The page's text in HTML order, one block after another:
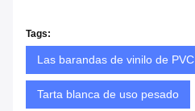
Tags:
Las barandas de vinilo de PVC
Tarta blanca de uso pesado